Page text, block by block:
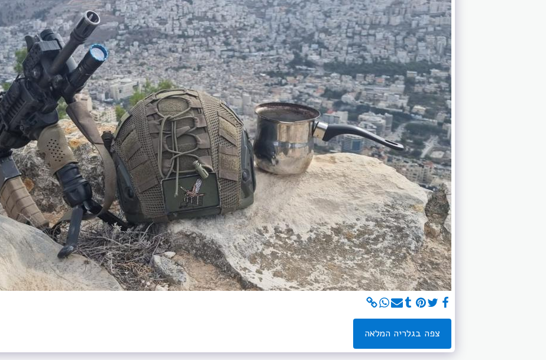
צפה בגלריה המלאה